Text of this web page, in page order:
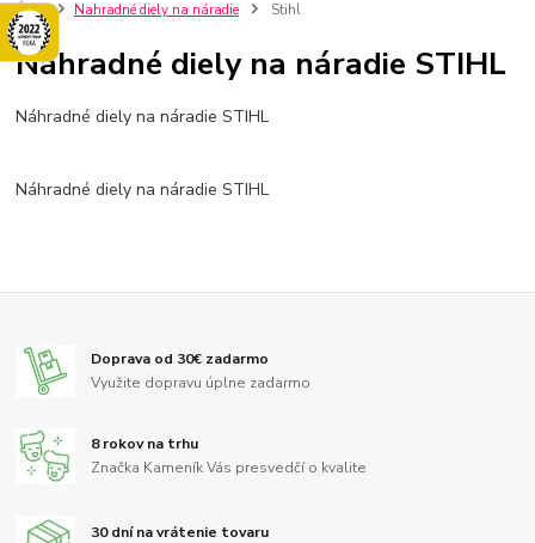
Úvod Nahradné diely na náradie Stihl
Náhradné diely na náradie STIHL
Náhradné diely na náradie STIHL
Náhradné diely na náradie STIHL
Doprava od 30€ zadarmo
Využite dopravu úplne zadarmo
8 rokov na trhu
Značka Kameník Vás presvedčí o kvalite
30 dní na vrátenie tovaru